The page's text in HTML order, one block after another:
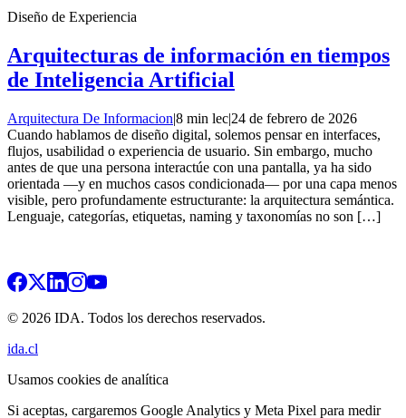
Diseño de Experiencia
Arquitecturas de información en tiempos
de Inteligencia Artificial
Arquitectura De Informacion|8 min lec|24 de febrero de 2026
Cuando hablamos de diseño digital, solemos pensar en interfaces,
flujos, usabilidad o experiencia de usuario. Sin embargo, mucho
antes de que una persona interactúe con una pantalla, ya ha sido
orientada —y en muchos casos condicionada— por una capa menos
visible, pero profundamente estructurante: la arquitectura semántica.
Lenguaje, categorías, etiquetas, naming y taxonomías no son […]
© 2026 IDA. Todos los derechos reservados.
ida.cl
Usamos cookies de analítica
Si aceptas, cargaremos Google Analytics y Meta Pixel para medir